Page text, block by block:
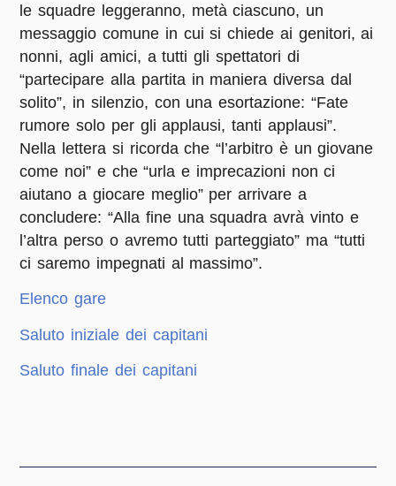
le squadre leggeranno, metà ciascuno, un
messaggio comune in cui si chiede ai genitori, ai
nonni, agli amici, a tutti gli spettatori di
“partecipare alla partita in maniera diversa dal
solito”, in silenzio, con una esortazione: “Fate
rumore solo per gli applausi, tanti applausi”.
Nella lettera si ricorda che “l’arbitro è un giovane
come noi” e che “urla e imprecazioni non ci
aiutano a giocare meglio” per arrivare a
concludere: “Alla fine una squadra avrà vinto e
l’altra perso o avremo tutti parteggiato” ma “tutti
ci saremo impegnati al massimo”.
Elenco gare
Saluto iniziale dei capitani
Saluto finale dei capitani